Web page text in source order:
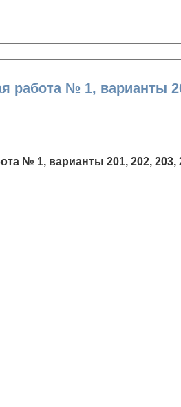
работа № 1, варианты
№ 1, варианты 201, 202, 203,